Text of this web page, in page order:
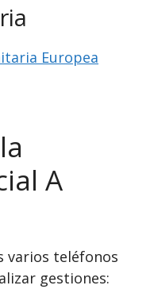
Europea
A
varios teléfonos
gestiones: